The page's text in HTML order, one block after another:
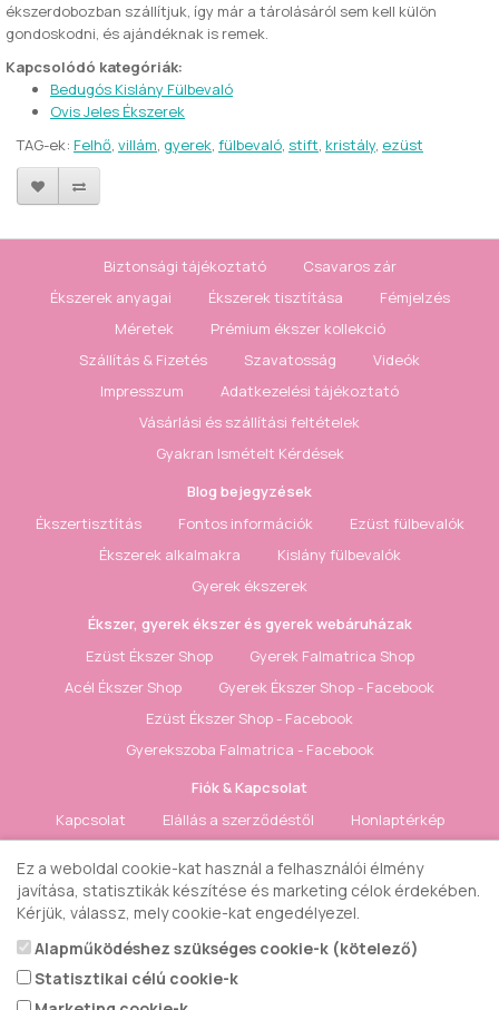
ékszerdobozban szállítjuk, így már a tárolásáról sem kell külön
gondoskodni, és ajándéknak is remek.
Kapcsolódó kategóriák:
Bedugós Kislány Fülbevaló
Ovis Jeles Ékszerek
TAG-ek: Felhő, villám, gyerek, fülbevaló, stift, kristály, ezüst
Biztonsági tájékoztató
Csavaros zár
Ékszerek anyagai
Ékszerek tisztítása
Fémjelzés
Méretek
Prémium ékszer kollekció
Szállítás & Fizetés
Szavatosság
Videók
Impresszum
Adatkezelési tájékoztató
Vásárlási és szállítási feltételek
Gyakran Ismételt Kérdések
Blog bejegyzések
Ékszertisztítás
Fontos információk
Ezüst fülbevalók
Ékszerek alkalmakra
Kislány fülbevalók
Gyerek ékszerek
Ékszer, gyerek ékszer és gyerek webáruházak
Ezüst Ékszer Shop
Gyerek Falmatrica Shop
Acél Ékszer Shop
Gyerek Ékszer Shop - Facebook
Ezüst Ékszer Shop - Facebook
Gyerekszoba Falmatrica - Facebook
Fiók & Kapcsolat
Kapcsolat
Elállás a szerződéstől
Honlaptérkép
Gyerek ékszer Shop © 2018 - ezüst gyerek ékszerek
Ez a weboldal cookie-kat használ a felhasználói élmény
javítása, statisztikák készítése és marketing célok érdekében.
Kérjük, válassz, mely cookie-kat engedélyezel.
Alapműködéshez szükséges cookie-k (kötelező)
Statisztikai célú cookie-k